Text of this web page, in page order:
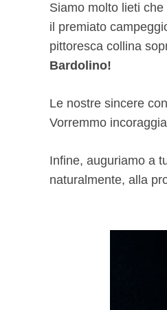
Siamo molto lieti
il premiato
pittoresca collina
Bardolino!
Le nostre sincere
Vorremmo
Infine, auguriamo a
naturalmente, alla